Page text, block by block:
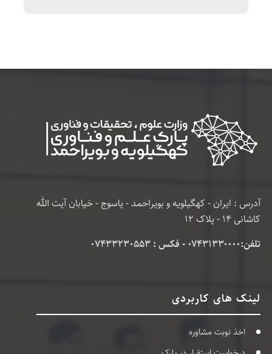
آدرس : ایران - کهگیلویه و بویراحمد - یاسوج - خیابان آیت الله
کاشانی 14 - پلاک 12
تلفن:۰۷۴۳۱۳۳۰۰۰۰ - فکس : 07433230553
لینک های کاربردی
اخذ نوبت مشاوره